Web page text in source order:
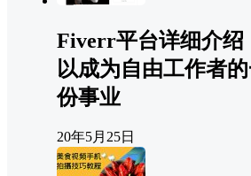
Fiverr平台详细介绍
以成为自由工作者
份事业
20年5月25日